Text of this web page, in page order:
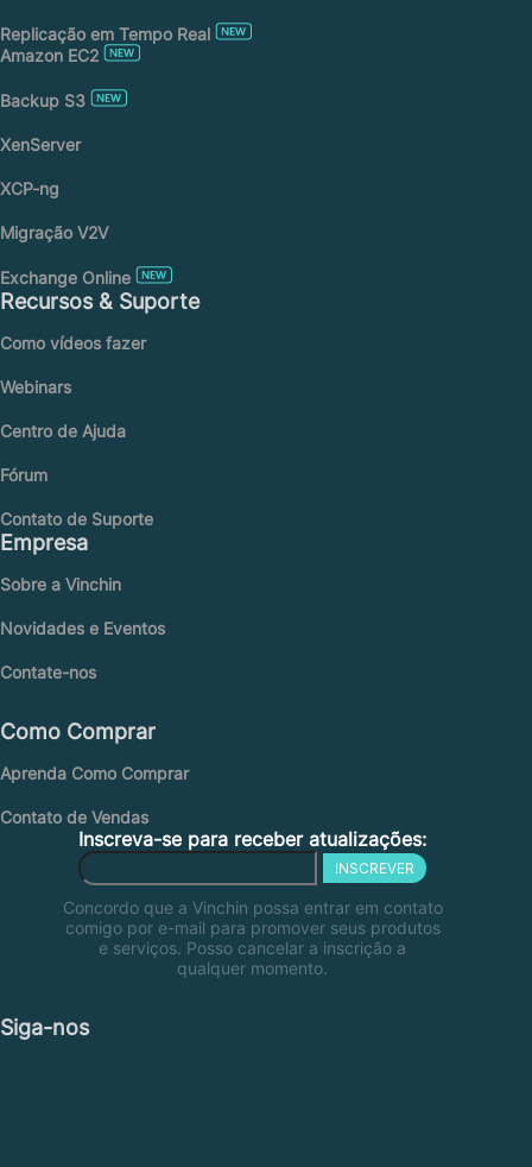
Replicação em Tempo Real
Amazon EC2
Backup S3
XenServer
XCP-ng
Migração V2V
Exchange Online
Recursos & Suporte
Como vídeos fazer
Webinars
Centro de Ajuda
Fórum
Contato de Suporte
Empresa
Sobre a Vinchin
Novidades e Eventos
Contate-nos
Como Comprar
Aprenda Como Comprar
Contato de Vendas
Inscreva-se para receber atualizações:
INSCREVER
Concordo que a Vinchin possa entrar em contato
comigo por e-mail para promover seus produtos
e serviços. Posso cancelar a inscrição a
qualquer momento.
Siga-nos